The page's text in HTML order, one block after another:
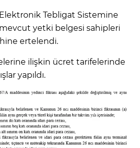
Tebligat Sistemine
yetki belgesi sahipleri
ertelendi.
ilişkin ücret tarifelerinde
yapıldı.